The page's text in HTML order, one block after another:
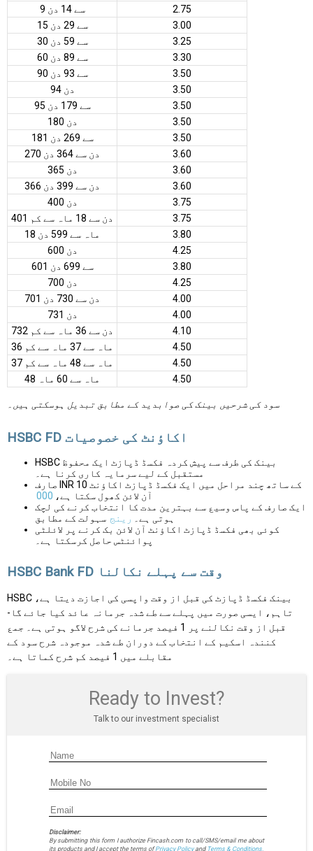
9 سے 14 دن
2.75
15 سے 29 دن
3.00
30 سے 59 دن
3.25
60 سے 89 دن
3.30
90 سے 93 دن
3.50
94 دن
3.50
95 سے 179 دن
3.50
180 دن
3.50
181 سے 269 دن
3.50
270 دن سے 364 دن
3.60
365 دن
3.60
366 دن سے 399 دن
3.60
400 دن
3.75
401 دن سے 18 ماہ سے کم
3.75
18 ماہ سے 599 دن
3.80
600 دن
4.25
601 سے 699 دن
3.80
700 دن
4.25
701 دن سے 730 دن
4.00
731 دن
4.00
732 دن سے 36 ماہ سے کم
4.10
36 ماہ سے 37 ماہ سے کم
4.50
37 ماہ سے 48 ماہ سے کم
4.50
48 ماہ سے 60 ماہ
4.50
سود کی شرحیں بینک کی صوابدید کے مطابق تبدیل ہوسکتی ہیں۔
HSBC FD اکاؤنٹ کی خصوصیات
HSBC بینک کی طرف سے پیش کردہ فکسڈ ڈپازٹ ایک محفوظ
مستقبل کے لیے سرمایہ کاری کرنا ہے۔
صارف INR 10 کے ساتھ چند مراحل میں ایک فکسڈ ڈپازٹ اکاؤنٹ
آن لائن کھول سکتا ہے، 000
ایک صارف کے پاس وسیع سے بہترین مدت کا انتخاب کرنے کی لچک
ہوتی ہے۔
رینج سہولت کے مطابق
کوئی بھی فکسڈ ڈپازٹ اکاؤنٹ آن لائن بک کرنے پر لائلٹی
پوائنٹس حاصل کرسکتا ہے۔
HSBC Bank FD وقت سے پہلے نکالنا
HSBC بینک فکسڈ ڈپازٹ کی قبل از وقت واپسی کی اجازت دیتا ہے،
تاہم، ایسی صورت میں پہلے سے طے شدہ جرمانہ عائد کیا جائے گا-
قبل از وقت نکالنے پر 1 فیصد جرمانے کی شرح لاگو ہوتی ہے۔ جمع
کنندہ اسکیم کے انتخاب کے دوران طے شدہ موجودہ شرح سود کے
مقابلے میں 1 فیصد کم شرح کماتا ہے۔
Ready to Invest?
Talk to our investment specialist
Disclaimer:
By submitting this form I authorize Fincash.com to call/SMS/email me about
its products and I accept the terms ofPrivacy Policyand Terms & Conditions.